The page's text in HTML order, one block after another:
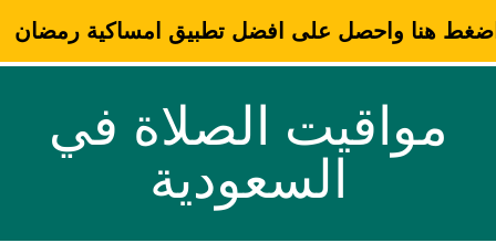
هنا واحصل على افضل تطبيق امساكية رمضان
مواقيت الصلاة في
السعودية